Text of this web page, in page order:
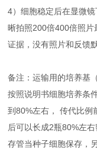
4）细胞稳定后在显微
晰拍照200倍400倍照片
证据，没有照片和反馈
备注：运输用的培养基
按照说明书细胞培养条
到80%左右， 传代比例
后可以长成2瓶80%左
存管当种子细胞保存，